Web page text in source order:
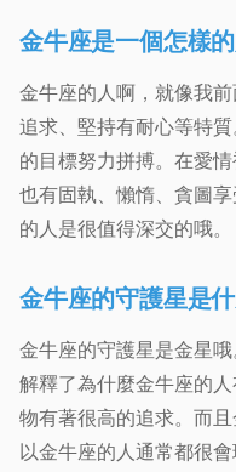
金牛座是一個怎樣
金牛座的人啊，就像我
追求、堅持有耐心等特
的目標努力拼搏。在愛
也有固執、懶惰、貪圖
的人是很值得深交的哦。
金牛座的守護星是
金牛座的守護星是金星
解釋了為什麼金牛座的
物有著很高的追求。而
以金牛座的人通常都很